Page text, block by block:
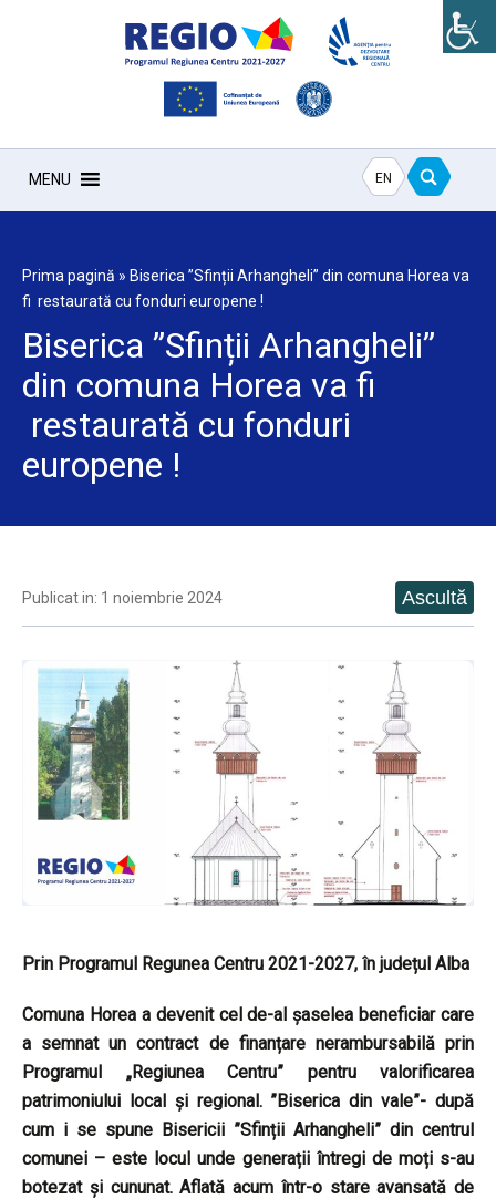
MENU EN
Prima pagină » Biserica ”Sfinții Arhangheli” din comuna Horea va
fi restaurată cu fonduri europene !
Biserica ”Sfinții Arhangheli”
din comuna Horea va fi
restaurată cu fonduri
europene !
Publicat in: 1 noiembrie 2024
Prin Programul Regunea Centru 2021-2027, în județul Alba
Comuna Horea a devenit cel de-al șaselea beneficiar care
a semnat un contract de finanțare nerambursabilă prin
Programul „Regiunea Centru” pentru valorificarea
patrimoniului local și regional. ”Biserica din vale”- după
cum i se spune Bisericii ”Sfinții Arhangheli” din centrul
comunei – este locul unde generații întregi de moți s-au
botezat și cununat. Aflată acum într-o stare avansată de